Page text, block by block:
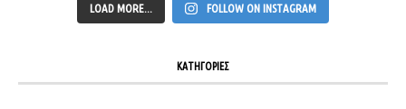
LOAD MORE... FOLLOW ON INSTAGRAM
ΚΑΤΗΓΟΡΙΕΣ